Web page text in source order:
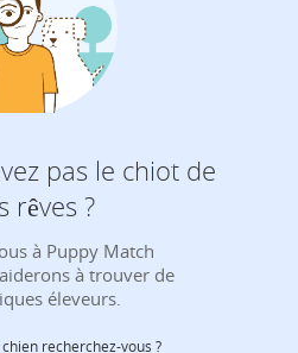
pas le chiot de
rêves ?
à Puppy Match
à trouver de
éleveurs.
recherchez-vous ?